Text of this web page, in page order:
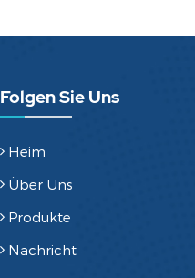
Folgen Sie Uns
Heim
Über Uns
Produkte
Nachricht